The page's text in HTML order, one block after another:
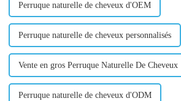
Perruque naturelle de cheveux d'OEM
Perruque naturelle de cheveux personnalisés
Vente en gros Perruque Naturelle De Cheveux
Perruque naturelle de cheveux d'ODM